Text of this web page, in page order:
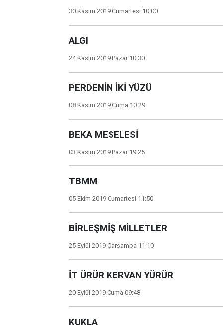
30 Kasım 2019 Cumartesi 10:00
ALGI
24 Kasım 2019 Pazar 10:30
PERDENİN İKİ YÜZÜ
08 Kasım 2019 Cuma 10:29
BEKA MESELESİ
03 Kasım 2019 Pazar 19:25
TBMM
05 Ekim 2019 Cumartesi 11:50
BİRLEŞMİŞ MİLLETLER
25 Eylül 2019 Çarşamba 11:10
İT ÜRÜR KERVAN YÜRÜR
20 Eylül 2019 Cuma 09:48
KUKLA